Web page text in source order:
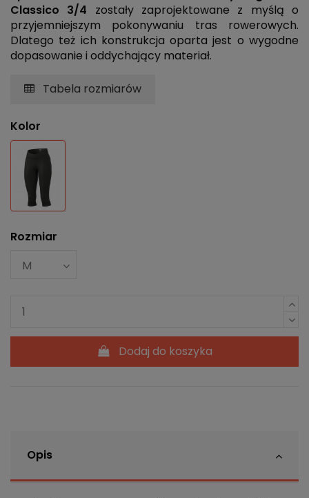
Classico 3/4 zostały zaprojektowane z myślą o
przyjemniejszym pokonywaniu tras rowerowych.
Dlatego też ich konstrukcja oparta jest o wygodne
dopasowanie i oddychający materiał.
Tabela rozmiarów
Kolor
Czarny
Rozmiar
Dodaj do koszyka
Opis